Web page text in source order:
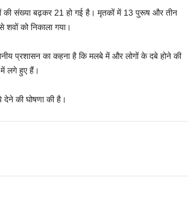
की संख्या बढ़कर 21 हो गई है। मृतकों में 13 पुरूष और तीन
शवों को निकाला गया।
प्रशासन का कहना है कि मलबे में और लोगों के दबे होने की
लगे हुए हैं।
की घोषणा की है।